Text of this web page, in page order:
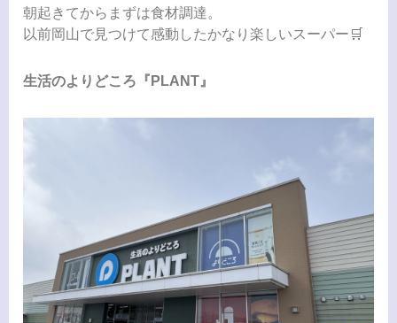
朝起きてからまずは食材調達。
以前岡山で見つけて感動したかなり楽しいスーパー🛒
生活のよりどころ『PLANT』